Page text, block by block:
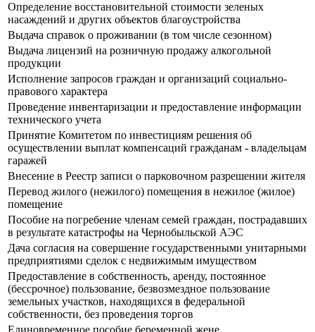
Определение восстановительной стоимости зеленых
насаждений и других объектов благоустройства
Выдача справок о проживании (в том числе сезонном)
Выдача лицензий на розничную продажу алкогольной
продукции
Исполнение запросов граждан и организаций социально-
правового характера
Проведение инвентаризации и предоставление информации
технического учета
Принятие Комитетом по инвестициям решения об
осуществлении выплат компенсаций гражданам - владельцам
гаражей
Внесение в Реестр записи о парковочном разрешении жителя
Перевод жилого (нежилого) помещения в нежилое (жилое)
помещение
Пособие на погребение членам семей граждан, пострадавших
в результате катастрофы на Чернобыльской АЭС
Дача согласия на совершение государственными унитарными
предприятиями сделок с недвижимым имуществом
Предоставление в собственность, аренду, постоянное
(бессрочное) пользование, безвозмездное пользование
земельных участков, находящихся в федеральной
собственности, без проведения торгов
Единовременное пособие беременной жене